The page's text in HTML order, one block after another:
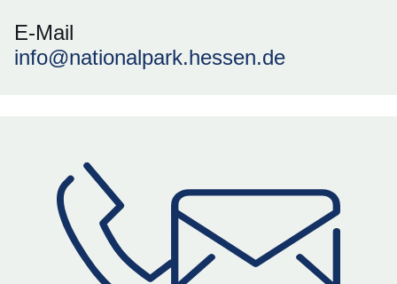
E-Mail
info@nationalpark.hessen.de